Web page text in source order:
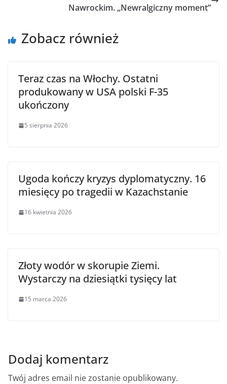
Nawrockim. „Newralgiczny moment”
Zobacz również
Teraz czas na Włochy. Ostatni
produkowany w USA polski F-35
ukończony
5 sierpnia 2026
Ugoda kończy kryzys dyplomatyczny. 16
miesięcy po tragedii w Kazachstanie
16 kwietnia 2026
Złoty wodór w skorupie Ziemi.
Wystarczy na dziesiątki tysięcy lat
15 marca 2026
Dodaj komentarz
Twój adres email nie zostanie opublikowany.